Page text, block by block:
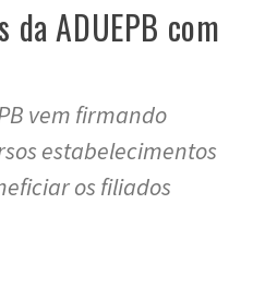
da ADUEPB com
vem firmando
estabelecimentos
os filiados